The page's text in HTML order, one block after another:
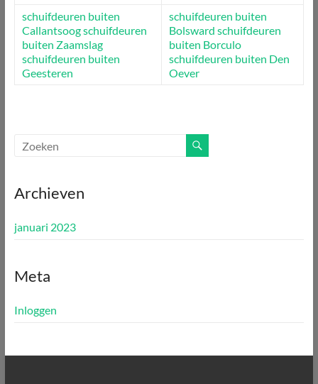
schuifdeuren buiten
Callantsoogschuifdeuren
buiten Zaamslag
schuifdeuren buiten
Geesteren
schuifdeuren buiten
Bolsward schuifdeuren
buiten Borculo
schuifdeuren buiten Den
Oever
Archieven
januari 2023
Meta
Inloggen